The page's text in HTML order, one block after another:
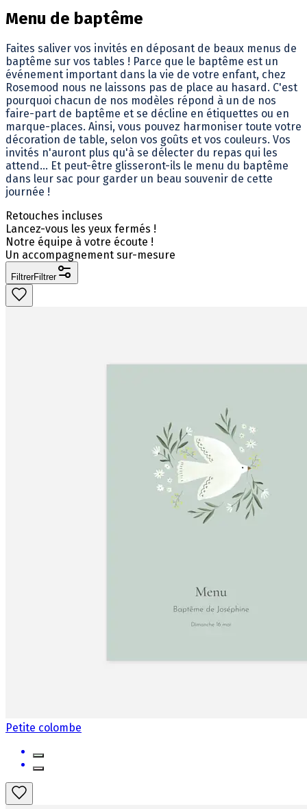
Menu de baptême
Faites saliver vos invités en déposant de beaux menus de
baptême sur vos tables ! Parce que le baptême est un
événement important dans la vie de votre enfant, chez
Rosemood nous ne laissons pas de place au hasard. C'est
pourquoi chacun de nos modèles répond à un de nos
faire-part de baptême et se décline en étiquettes ou en
marque-places. Ainsi, vous pouvez harmoniser toute votre
décoration de table, selon vos goûts et vos couleurs. Vos
invités n'auront plus qu'à se délecter du repas qui les
attend... Et peut-être glisseront-ils le menu du baptême
dans leur sac pour garder un beau souvenir de cette
journée !
Retouches incluses
Lancez-vous les yeux fermés !
Notre équipe à votre écoute !
Un accompagnement sur-mesure
FiltrerFiltrer
Petite colombe